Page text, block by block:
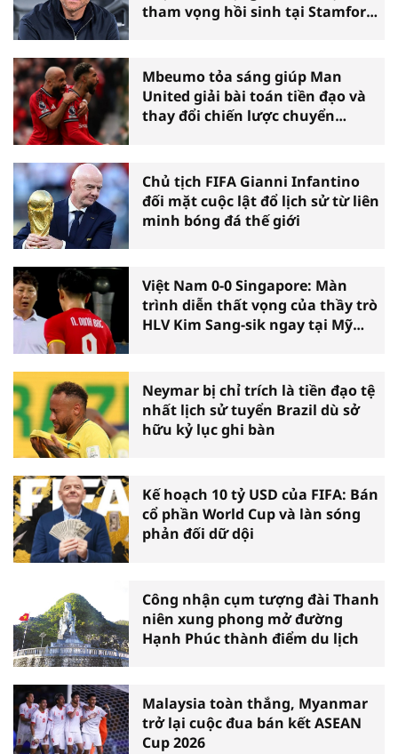
tham vọng hồi sinh tại Stamford
Mbeumo tỏa sáng giúp Man
United giải bài toán tiền đạo và
thay đổi chiến lược chuyển
Chủ tịch FIFA Gianni Infantino
đối mặt cuộc lật đổ lịch sử từ liên
minh bóng đá thế giới
Việt Nam 0-0 Singapore: Màn
trình diễn thất vọng của thầy trò
HLV Kim Sang-sik ngay tại Mỹ
Neymar bị chỉ trích là tiền đạo tệ
nhất lịch sử tuyển Brazil dù sở
hữu kỷ lục ghi bàn
Kế hoạch 10 tỷ USD của FIFA: Bán
cổ phần World Cup và làn sóng
phản đối dữ dội
Công nhận cụm tượng đài Thanh
niên xung phong mở đường
Hạnh Phúc thành điểm du lịch
Malaysia toàn thắng, Myanmar
trở lại cuộc đua bán kết ASEAN
Cup 2026